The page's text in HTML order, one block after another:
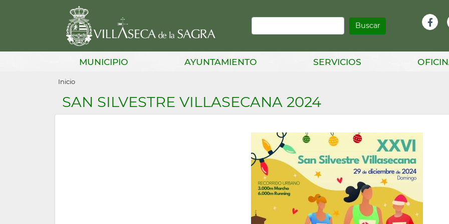
Buscar
MUNICIPIO AYUNTAMIENTO SERVICIOS
Sobrescribir
enlaces
de
Inicio
SAN SILVESTRE VILLASECANA 2024